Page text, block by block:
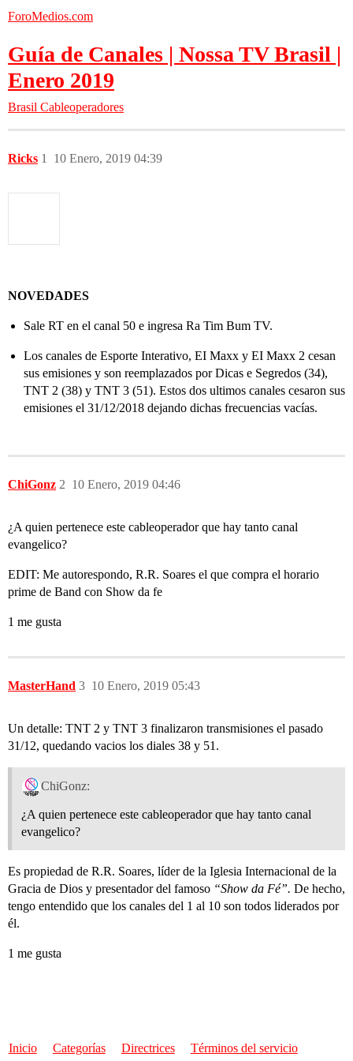
ForoMedios.com
Guía de Canales | Nossa TV Brasil |
Enero 2019
Brasil Cableoperadores
Ricks 10 Enero, 2019 04:39
1
NOVEDADES
Sale RT en el canal 50 e ingresa Ra Tim Bum TV.
Los canales de Esporte Interativo, EI Maxx y EI Maxx 2 cesan
sus emisiones y son reemplazados por Dicas e Segredos (34),
TNT 2 (38) y TNT 3 (51). Estos dos ultimos canales cesaron sus
emisiones el 31/12/2018 dejando dichas frecuencias vacías.
ChiGonz 10 Enero, 2019 04:46
2
¿A quien pertenece este cableoperador que hay tanto canal
evangelico?
EDIT: Me autorespondo, R.R. Soares el que compra el horario
prime de Band con Show da fe
1 me gusta
MasterHand 10 Enero, 2019 05:43
3
Un detalle: TNT 2 y TNT 3 finalizaron transmisiones el pasado
31/12, quedando vacios los diales 38 y 51.
ChiGonz:
¿A quien pertenece este cableoperador que hay tanto canal
evangelico?
Es propiedad de R.R. Soares, líder de la Iglesia Internacional de la
Gracia de Dios y presentador del famoso “Show da Fé”. De hecho,
tengo entendido que los canales del 1 al 10 son todos liderados por
él.
1 me gusta
Inicio Categorías Directrices Términos del servicio